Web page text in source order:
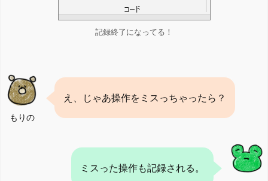
記録終了になってる！
もりの
え、じゃあ操作をミスっちゃったら？
ミスった操作も記録される。